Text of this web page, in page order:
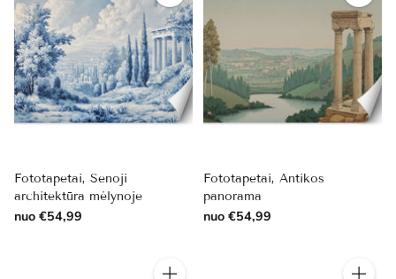
Fototapetai, Senoji
architektūra mėlynoje
nuo €54,99
Fototapetai, Antikos
panorama
nuo €54,99